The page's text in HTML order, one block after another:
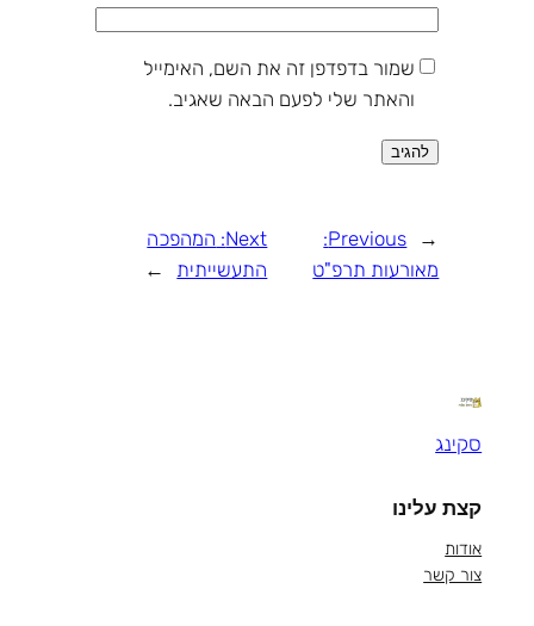
שמור בדפדפן זה את השם, האימייל
והאתר שלי לפעם הבאה שאגיב.
←
Previous:
מאורעות תרפ"ט
Next: המהפכה
התעשייתית
→
סקינג
קצת עלינו
אודות
צור קשר